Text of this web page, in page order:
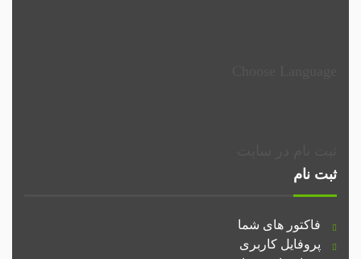
ثبت نام
فاکتور های شما
پروفایل کاربری